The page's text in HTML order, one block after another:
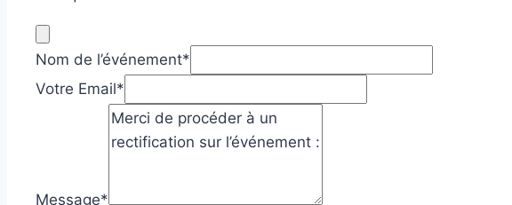
Nom de l’événement*
Votre Email*
Message*